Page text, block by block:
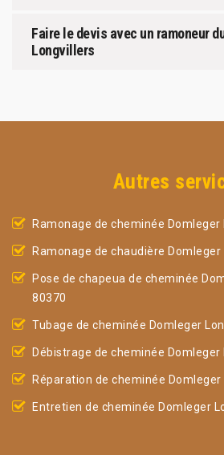
Faire le devis avec un ramoneur
Longvillers
Autres
Ramonage de cheminée Domleger
Ramonage de chaudière
Pose de chapeua de cheminée
80370
Tubage de cheminée Domleger
Débistrage de cheminée Domleger
Réparation de cheminée
Entretien de cheminée Domleger